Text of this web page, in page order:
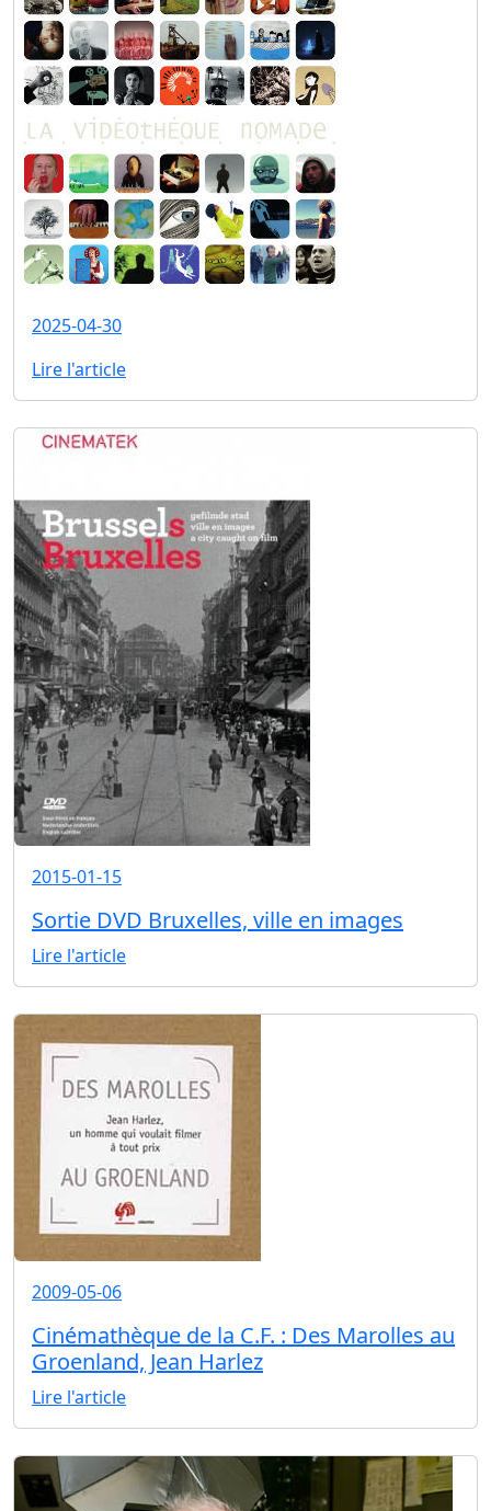
2025-04-30
Lire l'article
2015-01-15
Sortie DVD Bruxelles, ville en images
Lire l'article
2009-05-06
Cinémathèque de la C.F. : Des Marolles au
Groenland, Jean Harlez
Lire l'article